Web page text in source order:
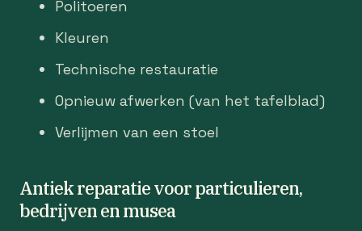
Politoeren
Kleuren
Technische restauratie
Opnieuw afwerken (van het tafelblad)
Verlijmen van een stoel
Antiek reparatie voor particulieren,
bedrijven en musea